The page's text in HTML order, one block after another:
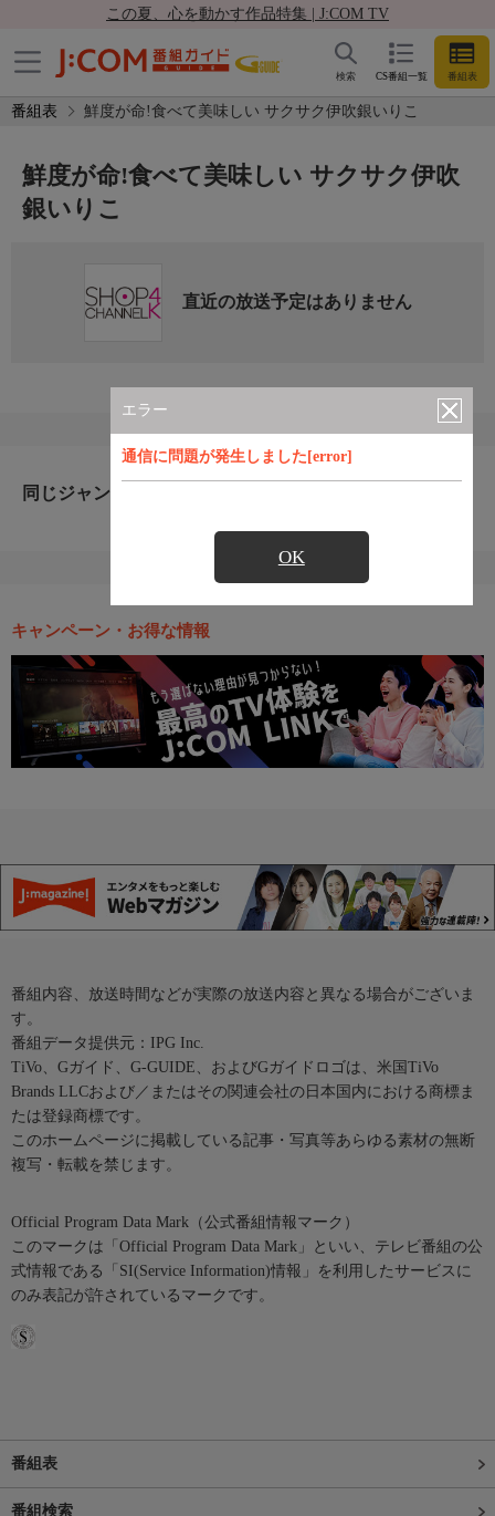
この夏、心を動かす作品特集 | J:COM TV
CS番組一覧 番組表
検索
番組表 鮮度が命!食べて美味しい サクサク伊吹銀いりこ
エラー
通信に問題が発生しました[error]
OK
鮮度が命!食べて美味しい サクサク伊吹
銀いりこ
直近の放送予定はありません
同じジャンルのおすすめ番組
キャンペーン・お得な情報
番組内容、放送時間などが実際の放送内容と異なる場合がございま
す。
番組データ提供元：IPG Inc.
TiVo、Gガイド、G-GUIDE、およびGガイドロゴは、米国TiVo
Brands LLCおよび／またはその関連会社の日本国内における商標ま
たは登録商標です。
このホームページに掲載している記事・写真等あらゆる素材の無断
複写・転載を禁じます。
Official Program Data Mark（公式番組情報マーク）
このマークは「Official Program Data Mark」といい、テレビ番組の公
式情報である「SI(Service Information)情報」を利用したサービスに
のみ表記が許されているマークです。
番組表
番組検索